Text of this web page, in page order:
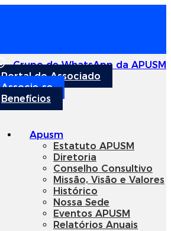
Grupo de WhatsApp da APUSM
Portal do Associado
Associe-se
Benefícios
Apusm
Estatuto APUSM
Diretoria
Conselho Consultivo
Missão, Visão e Valores
Histórico
Nossa Sede
Eventos APUSM
Relatórios Anuais